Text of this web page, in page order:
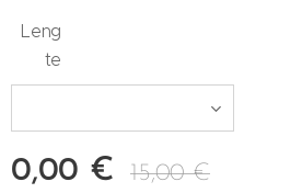
Leng
te
0,00 € 15,00€